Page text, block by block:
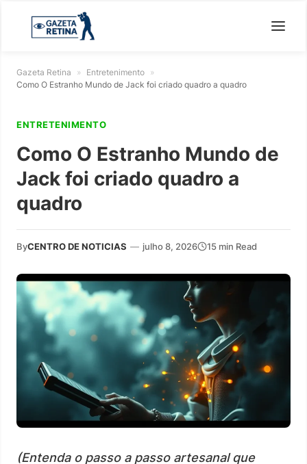
Gazeta Retina » Entretenimento »
Como O Estranho Mundo de Jack foi criado quadro a quadro
ENTRETENIMENTO
Como O Estranho Mundo de
Jack foi criado quadro a
quadro
ByCENTRO DE NOTICIAS — julho 8, 2026 15 min Read
(Entenda o passo a passo artesanal que